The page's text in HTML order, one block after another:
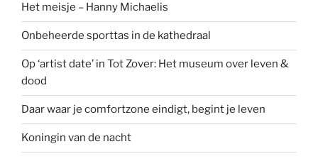
Het meisje – Hanny Michaelis
Onbeheerde sporttas in de kathedraal
Op ‘artist date’ in Tot Zover: Het museum over leven &
dood
Daar waar je comfortzone eindigt, begint je leven
Koningin van de nacht